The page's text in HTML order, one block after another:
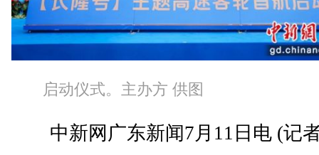
启动仪式。主办方 供图
中新网广东新闻7月11日电 (记